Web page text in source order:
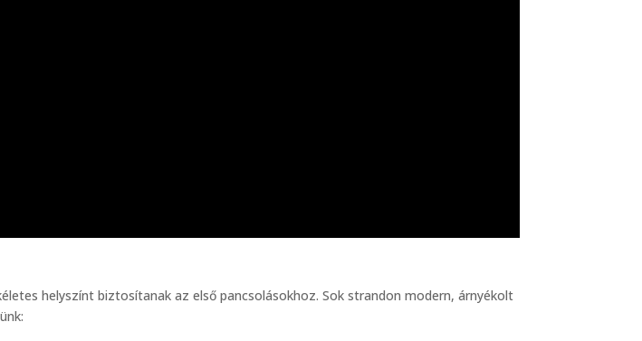
helyszínt biztosítanak az első pancsolásokhoz. Sok strandon modern, árnyékolt